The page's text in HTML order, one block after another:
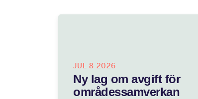
JUL 8 2026
Ny lag om avgift för
områdessamverkan